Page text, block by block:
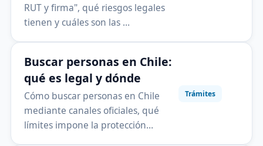
RUT y firma", qué riesgos legales
tienen y cuáles son las …
Buscar personas en Chile:
qué es legal y dónde
Cómo buscar personas en Chile
mediante canales oficiales, qué
límites impone la protección…
Trámites